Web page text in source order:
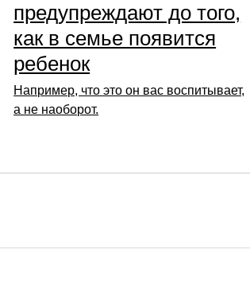
предупреждают до того,
как в семье появится
ребенок
Например, что это он вас воспитывает,
а не наоборот.